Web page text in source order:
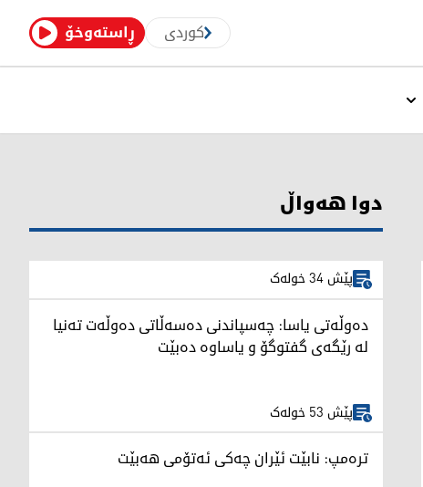
ڕاستەوخۆ کوردی
دوا هەواڵ
پێش 34 خولەک
دەوڵەتی یاسا: چەسپاندنی دەسەڵاتی دەوڵەت تەنیا
لە رێگەی گفتوگۆ و یاساوە دەبێت
پێش 53 خولەک
ترەمپ: نابێت ئێران چەکی ئەتۆمی هەبێت